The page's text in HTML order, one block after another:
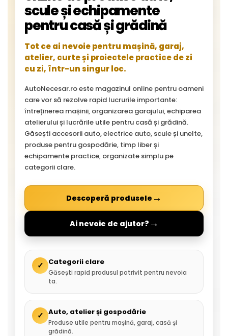
scule și echipamente
pentru casă și grădină
Tot ce ai nevoie pentru mașină, garaj,
atelier, curte și proiectele practice de zi
cu zi, într-un singur loc.
AutoNecesar.ro este magazinul online pentru oameni
care vor să rezolve rapid lucrurile importante:
întreținerea mașinii, organizarea garajului, echiparea
atelierului și lucrările utile pentru casă și grădină.
Găsești accesorii auto, electrice auto, scule și unelte,
produse pentru gospodărie, timp liber și
echipamente practice, organizate simplu pe
categorii clare.
Descoperă produsele →
Ai nevoie de ajutor? →
✓ Categorii clare
Găsești rapid produsul potrivit pentru nevoia
ta.
✓ Auto, atelier și gospodărie
Produse utile pentru mașină, garaj, casă și
grădină.